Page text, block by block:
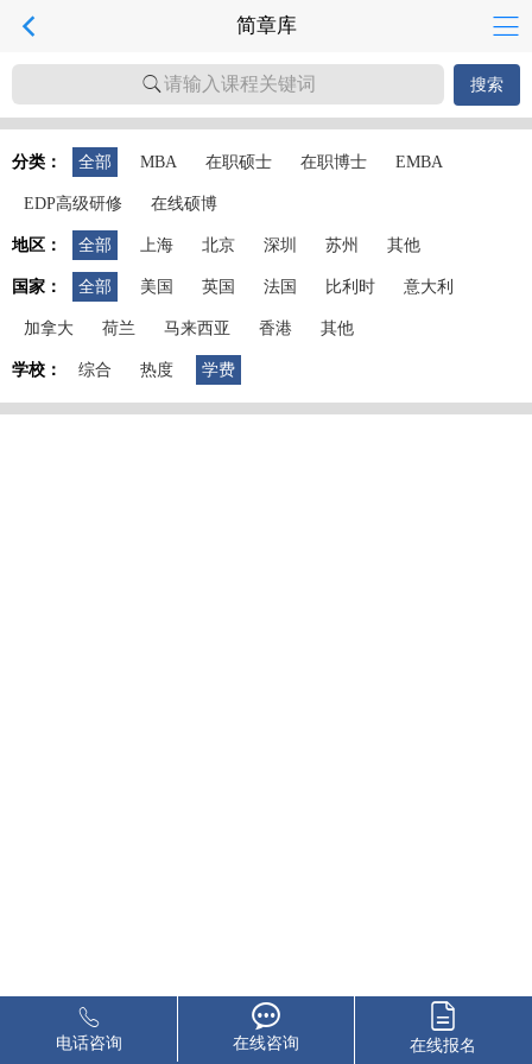
简章库
请输入课程关键词 搜索
分类： 全部 MBA 在职硕士 在职博士 EMBA
EDP高级研修 在线硕博
地区： 全部 上海 北京 深圳 苏州 其他
国家： 全部 美国 英国 法国 比利时 意大利
加拿大 荷兰 马来西亚 香港 其他
学校： 综合 热度 学费
电话咨询 在线咨询 在线报名